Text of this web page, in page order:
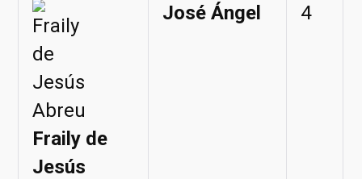
Fraily de
Jesús
José Ángel 4